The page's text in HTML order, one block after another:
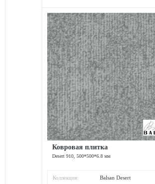
Ковровая плитка
Desert 910, 500*500*6.8 мм
Коллекция:
Balsan Desert